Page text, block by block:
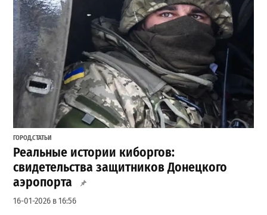
ГОРОД,СТАТЬИ
Реальные истории киборгов:
свидетельства защитников Донецкого
аэропорта
16-01-2026 в 16:56